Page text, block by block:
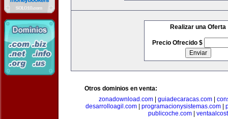
Realizar una Oferta
Precio Ofrecido $
Otros dominios en venta:
zonadownload.com
guiadecaracas.com
desarrolloagil.com
programacionysistemas.com
publicoche.com